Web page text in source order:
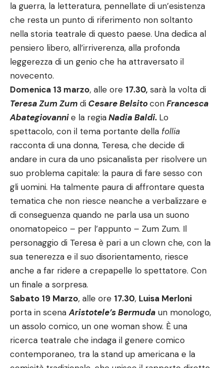
la guerra, la letteratura, pennellate di un’esistenza
che resta un punto di riferimento non soltanto
nella storia teatrale di questo paese. Una dedica al
pensiero libero, all’irriverenza, alla profonda
leggerezza di un genio che ha attraversato il
novecento.
Domenica 13 marzo, alle ore 17.30, sarà la volta di
Teresa Zum Zum di Cesare BelsitoconFrancesca
Abategiovannie la regiaNadia Baldi. Lo
spettacolo, con il tema portante della follia
racconta di una donna, Teresa, che decide di
andare in cura da uno psicanalista per risolvere un
suo problema capitale: la paura di fare sesso con
gli uomini. Ha talmente paura di affrontare questa
tematica che non riesce neanche a verbalizzare e
di conseguenza quando ne parla usa un suono
onomatopeico – per l’appunto – Zum Zum. Il
personaggio di Teresa è pari a un clown che, con la
sua tenerezza e il suo disorientamento, riesce
anche a far ridere a crepapelle lo spettatore. Con
un finale a sorpresa.
Sabato 19 Marzo, alle ore 17.30, Luisa Merloni
porta in scenaAristotele’s Bermuda un monologo,
un assolo comico, un one woman show. È una
ricerca teatrale che indaga il genere comico
contemporaneo, tra la stand up americana e la